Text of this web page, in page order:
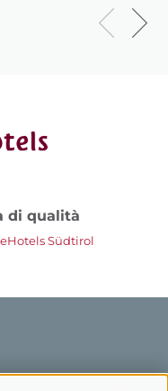
di qualità
Südtirol